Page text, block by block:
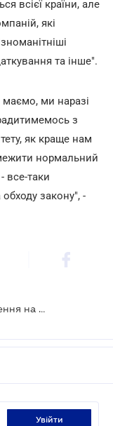
всієї країни, але
які
та інше".
маємо, ми наразі
з
як краще нам
нормальний
все-таки
закону", -
Нацбанк пропонує встановити обмеження на карткові перекази та ліміти на зарахування готівки через термінали
увійти